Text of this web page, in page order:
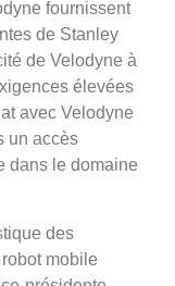
fournissent
de Stanley
de Velodyne à
élevées
avec Velodyne
un accès
dans le domaine
des
mobile